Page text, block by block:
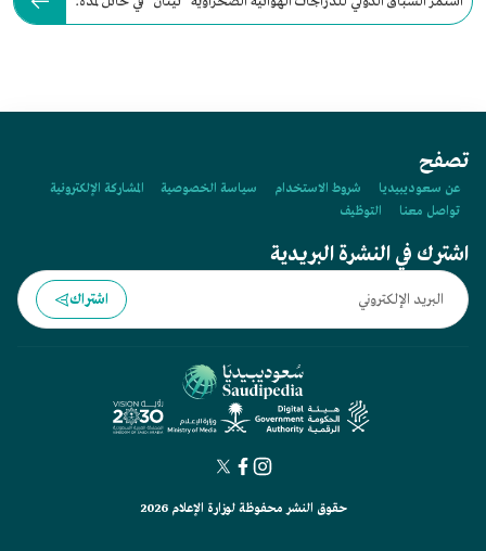
تصفح
عن سعوديبيديا شروط الاستخدام سياسة الخصوصية
المشاركة الإلكترونية
تواصل معنا
التوظيف
اشترك في النشرة البريدية
اشتراك
حقوق النشر محفوظة لوزارة الإعلام 2026